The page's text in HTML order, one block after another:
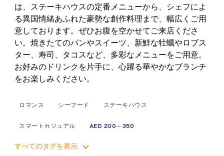
は、ステーキハウスの定番メニューから、シェフによ
る異国情緒あふれた豪勢な創作料理まで、幅広くご用
意しております。ぜひお腹を空かせてご来店くださ
い。焼きたてのパンやスイーツ、新鮮な牡蠣やロブス
ター、寿司、タコスなど、多彩なメニューをご用意。
お好みのドリンクを片手に、心躍る華やかなブランチ
をお楽しみください。
ロマンス シーフード ステーキハウス
スマートカジュアル AED 200～350
すべてのタグを表示